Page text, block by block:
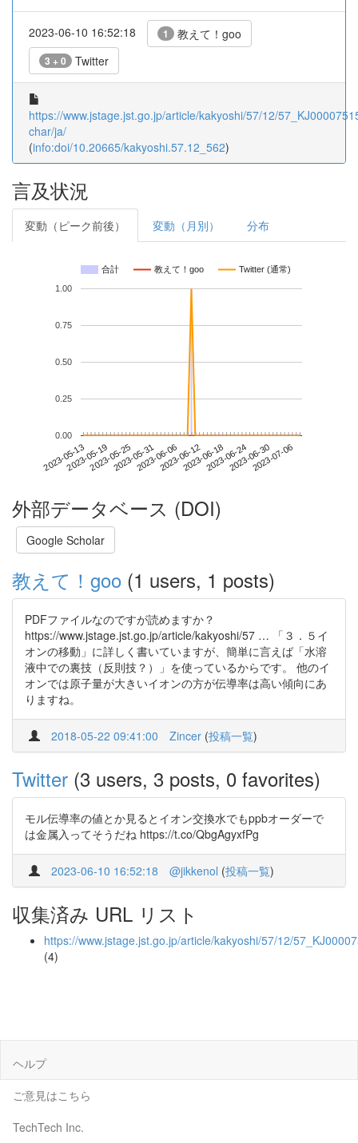
2023-06-10 16:52:18 1 教えて！goo
3 + 0 Twitter
https://www.jstage.jst.go.jp/article/kakyoshi/57/12/
char/ja/
(info:doi/10.20665/kakyoshi.57.12_562)
言及状況
変動（ピーク前後） 変動（月別） 分布
合計 教えて！goo Twitter (通常)
2023-05-132023-05-192023-05-252023-05-312023-06-062023-06-122023-06-182023-06-242023-06-302023-07-06
0.00
0.25
0.50
0.75
1.00
外部データベース (DOI)
Google Scholar
教えて！goo (1 users, 1 posts)
PDFファイルなのですが読めますか？
https://www.jstage.jst.go.jp/article/kakyoshi/57 … 「３．５イ
オンの移動」に詳しく書いていますが、簡単に言えば「水溶
液中での裏技（反則技？）」を使っているからです。 他のイ
オンでは原子量が大きいイオンの方が伝導率は高い傾向にあ
りますね。
2018-05-22 09:41:00 Zincer (投稿一覧)
Twitter (3 users, 3 posts, 0 favorites)
モル伝導率の値とか見るとイオン交換水でもppbオーダーで
は金属入ってそうだね https://t.co/QbgAgyxfPg
2023-06-10 16:52:18 @jikkenol (投稿一覧)
収集済み URL リスト
https://www.jstage.jst.go.jp/article/kakyoshi/57/12/
(4)
ヘルプ
ご意見はこちら
TechTech Inc.